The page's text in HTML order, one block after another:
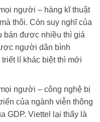
người – hàng kĩ thuật
thôi. Còn suy nghĩ của
bán được nhiều thì giá
người dân bình
lí khác biệt thì mới
người – công nghệ bị
của ngành viễn thông
GDP. Viettel lại thấy là